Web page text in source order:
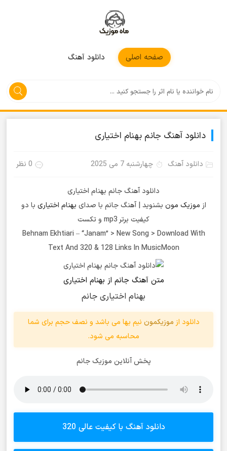
صفحه اصلی دانلود آهنگ
دانلود آهنگ جانم بهنام اختیاری
دانلود آهنگ چهارشنبه 7 می 2025 0 نظر
دانلود آهنگ جانم بهنام اختیاری
از موزیک مون بشنوید | آهنگ جانم با صدای بهنام اختیاری با دو
کیفیت برتر mp3 و تکست
Behnam Ekhtiari – “Janam” > New Song > Download With
Text And 320 & 128 Links In MusicMoon
متن آهنگ جانم از بهنام اختیاری
بهنام اختیاری جانم
دانلود از موزیکمون نیم بها می باشد و نصف حجم برای شما
محاسبه می شود.
پخش آنلاین موزیک جانم
دانلود آهنگ با کیفیت عالی 320